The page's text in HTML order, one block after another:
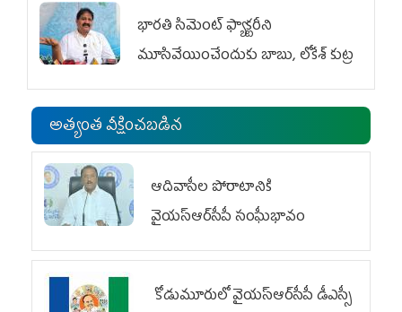
భారతి సిమెంట్ ఫ్యాక్టరీని
మూసివేయించేందుకు బాబు, లోకేశ్ కుట్ర
అత్యంత వీక్షించబడిన
ఆదివాసీల పోరాటానికి
వైయ‌స్ఆర్‌సీపీ సంఘీభావం
కోడుమూరులో వైయ‌స్ఆర్‌సీపీ డీఎస్సీ